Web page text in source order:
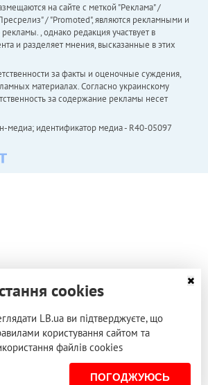
на сайте с меткой "Реклама" /
/ "Promoted", являются рекламными и
, однако редакция участвует в
и разделяет мнения, высказанные в этих
за факты и оценочные суждения,
материалах. Согласно украинскому
за содержание рекламы несет
медиа; идентификатор медиа - R40-05097
cookies
LB.ua ви підтверджуєте, що
користування сайтом та
файлів cookies
ПОГОДЖУЮСЬ